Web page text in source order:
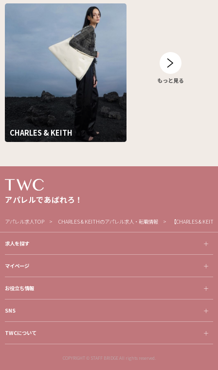
CHARLES & KEITH
もっと見る
アパレルであばれろ！
アパレル求人TOP CHARLES & KEITHのアパレル求人・転職情報 【CHARLES &
求人を探す
マイページ
お役立ち情報
SNS
TWCについて
COPYRIGHT © STAFF BRIDGE All rights reserved.